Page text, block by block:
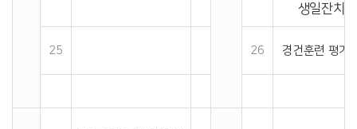
생일잔치
25 26 경건훈련 평가